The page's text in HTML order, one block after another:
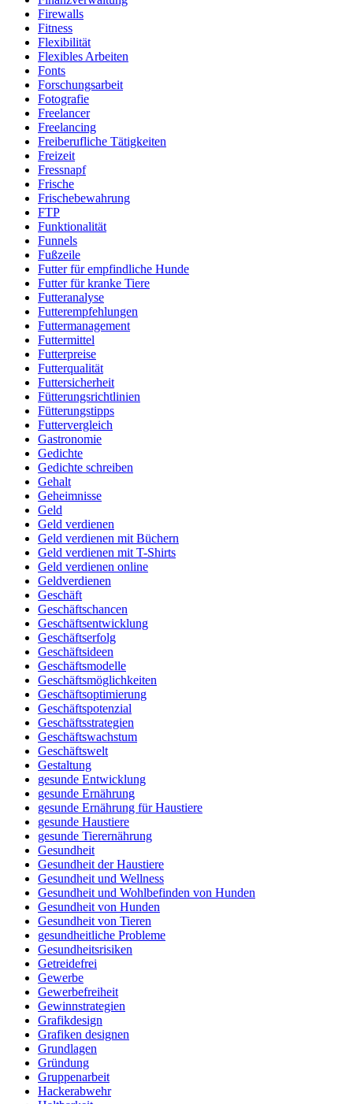
Firewalls
Fitness
Flexibilität
Flexibles Arbeiten
Fonts
Forschungsarbeit
Fotografie
Freelancer
Freelancing
Freiberufliche Tätigkeiten
Freizeit
Fressnapf
Frische
Frischebewahrung
FTP
Funktionalität
Funnels
Fußzeile
Futter für empfindliche Hunde
Futter für kranke Tiere
Futteranalyse
Futterempfehlungen
Futtermanagement
Futtermittel
Futterpreise
Futterqualität
Futtersicherheit
Fütterungsrichtlinien
Fütterungstipps
Futtervergleich
Gastronomie
Gedichte
Gedichte schreiben
Gehalt
Geheimnisse
Geld
Geld verdienen
Geld verdienen mit Büchern
Geld verdienen mit T-Shirts
Geld verdienen online
Geldverdienen
Geschäft
Geschäftschancen
Geschäftsentwicklung
Geschäftserfolg
Geschäftsideen
Geschäftsmodelle
Geschäftsmöglichkeiten
Geschäftsoptimierung
Geschäftspotenzial
Geschäftsstrategien
Geschäftswachstum
Geschäftswelt
Gestaltung
gesunde Entwicklung
gesunde Ernährung
gesunde Ernährung für Haustiere
gesunde Haustiere
gesunde Tierernährung
Gesundheit
Gesundheit der Haustiere
Gesundheit und Wellness
Gesundheit und Wohlbefinden von Hunden
Gesundheit von Hunden
Gesundheit von Tieren
gesundheitliche Probleme
Gesundheitsrisiken
Getreidefrei
Gewerbe
Gewerbefreiheit
Gewinnstrategien
Grafikdesign
Grafiken designen
Grundlagen
Gründung
Gruppenarbeit
Hackerabwehr